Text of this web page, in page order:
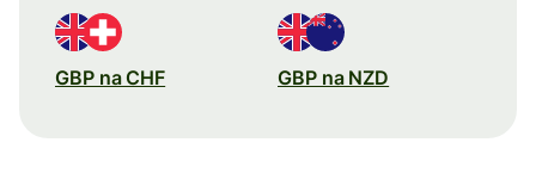
GBP na CHF GBP na NZD